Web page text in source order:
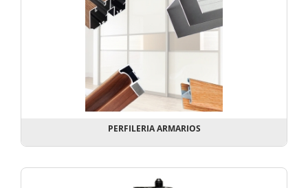
PERFILERIA ARMARIOS